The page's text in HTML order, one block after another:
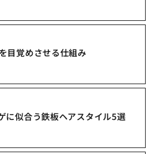
目覚めさせる仕組み
に似合う鉄板ヘアスタイル5選